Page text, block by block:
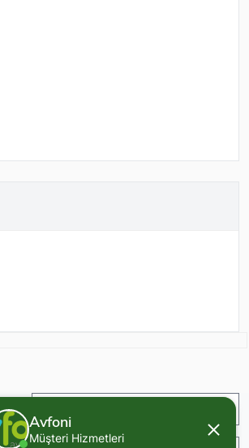
Avfoni
Müşteri Hizmetleri